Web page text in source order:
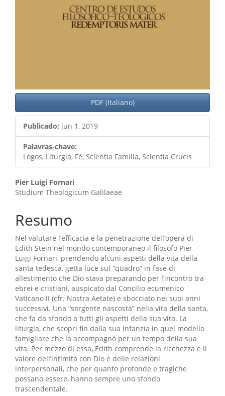
PDF (Italiano)
Publicado: jun 1, 2019
Palavras-chave:
Logos, Liturgia, Fé, Scientia Familia, Scientia Crucis
Conteúdo
do
artigo
principal
Pier Luigi Fornari
Studium Theologicum Galilaeae
Resumo
Nel valutare l’efficacia e la penetrazione dell’opera di
Edith Stein nel mondo contemporaneo il filosofo Pier
Luigi Fornari, prendendo alcuni aspetti della vita della
santa tedesca, getta luce sul “quadro” in fase di
allestimento che Dio stava preparando per l’incontro tra
ebrei e cristiani, auspicato dal Concilio ecumenico
Vaticano II (cfr. Nostra Aetate) e sbocciato nei suoi anni
successivi. Una “sorgente nascosta” nella vita della santa,
che fa da sfondo a tutti gli aspetti della sua vita. La
liturgia, che scopri fin dalla sua infanzia in quel modello
famigliare che la accompagnò per un tempo della sua
vita. Per mezzo di essa, Edith comprende la ricchezza e il
valore dell’intimità con Dio e delle relazioni
interpersonali, che per quanto profonde e tragiche
possano essere, hanno sempre uno sfondo
trascendentale.